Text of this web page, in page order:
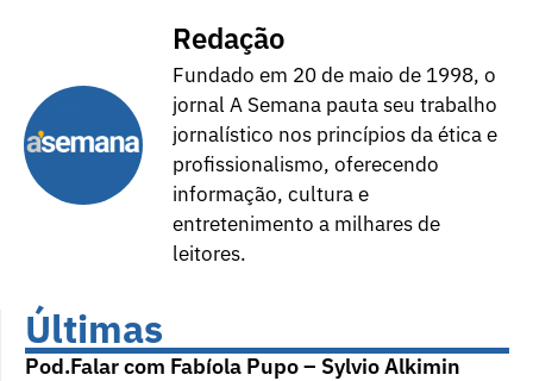
Redação
Fundado em 20 de maio de 1998, o
jornal A Semana pauta seu trabalho
jornalístico nos princípios da ética e
profissionalismo, oferecendo
informação, cultura e
entretenimento a milhares de
leitores.
Últimas
Pod.Falar com Fabíola Pupo – Sylvio Alkimin